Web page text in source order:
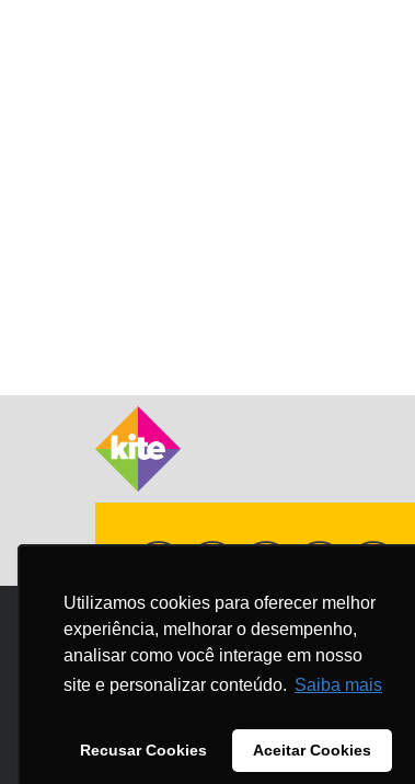
Utilizamos cookies para oferecer melhor
experiência, melhorar o desempenho,
analisar como você interage em nosso
site e personalizar conteúdo. Saiba mais
Recusar Cookies Aceitar Cookies
Utilizamos cookies para oferecer melhor
experiência, melhorar o desempenho,
analisar como você interage em nosso
site e personalizar conteúdo. Saiba mais
Recusar Cookies Aceitar Cookies
HOME NOSSO BLOG CASES EBOOKS